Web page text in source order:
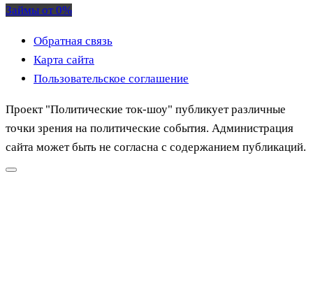
Займы от 0%
Обратная связь
Карта сайта
Пользовательское соглашение
Проект "Политические ток-шоу" публикует различные
точки зрения на политические события. Администрация
сайта может быть не согласна с содержанием публикаций.